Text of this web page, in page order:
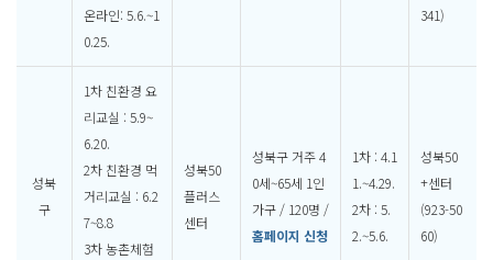
온라인: 5.6.~1
0.25.
341)
성북
구
1차 친환경 요
리교실 : 5.9~
6.20.
2차 친환경 먹
거리교실 : 6.2
7~8.8
3차 농촌체험
성북50
플러스
센터
성북구 거주 4
0세~65세 1인
가구 / 120명 /
홈페이지 신청
1차 : 4.1
1.~4.29.
2차 : 5.
2.~5.6.
성북50
+센터
(923-50
60)